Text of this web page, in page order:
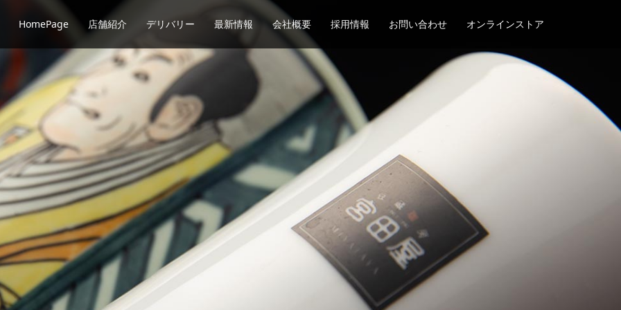
HomePage 店舗紹介 デリバリー 最新情報 会社概要 採用情報 お問い合わせ オンラインストア